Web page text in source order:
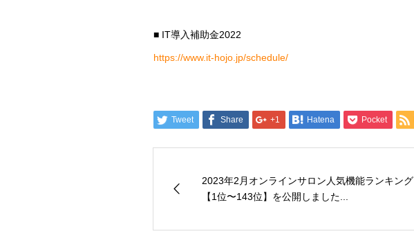
■ IT導入補助金2022
https://www.it-hojo.jp/schedule/
Tweet Share +1 Hatena Pocket
2023年2月オンラインサロン人気機能ランキング
【1位〜143位】を公開しました...